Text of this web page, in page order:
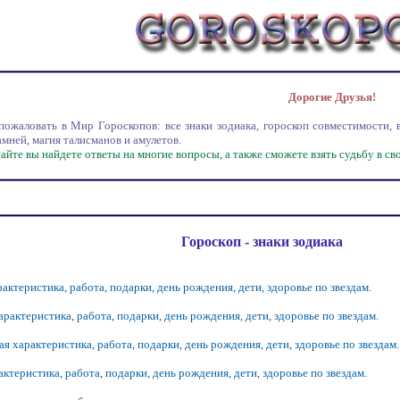
Дорогие Друзья!
в Мир Гороскопов: все знаки зодиака, гороскоп совместимости,
магия талисманов и амулетов.
вы найдете ответы на многие вопросы, а также сможете взять судьбу в
Гороскоп - знаки зодиака
работа,подарки,день рождения,дети,здоровье по звездам.
работа, подарки, день рождения, дети, здоровье по звездам.
характеристика, работа, подарки, день рождения, дети, здоровье по звездам.
работа, подарки, день рождения, дети, здоровье по звездам.